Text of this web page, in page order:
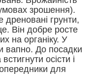
зрошення).
грунти,
Він добре росте
на органіку. У
вапно. До посадки
осісти і
для